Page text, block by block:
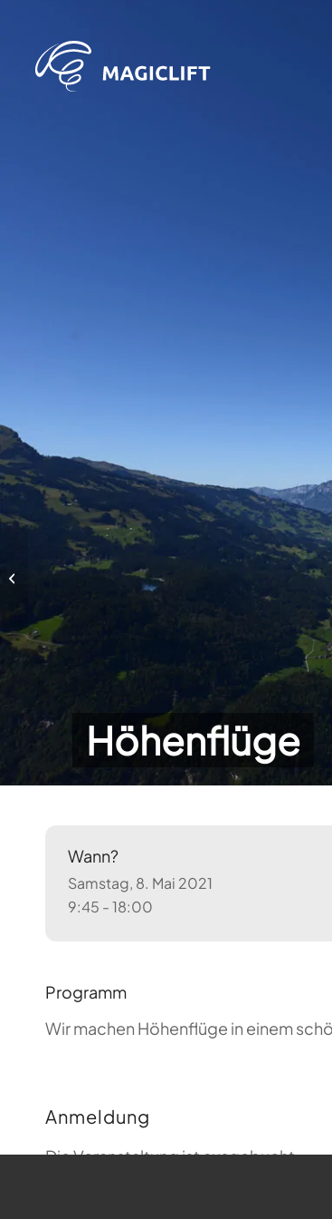
Höhenflüge
Wann?
Samstag, 8. Mai 2021
9:45 - 18:00
Programm
Wir machen Höhenflüge in einem
Anmeldung
Die Veranstaltung ist ausgebucht.
Höhenflüge